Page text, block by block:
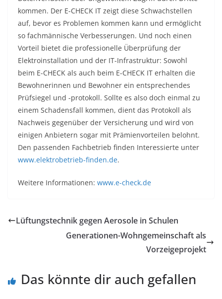
kommen. Der E-CHECK IT zeigt diese Schwachstellen
auf, bevor es Problemen kommen kann und ermöglicht
so fachmännische Verbesserungen. Und noch einen
Vorteil bietet die professionelle Überprüfung der
Elektroinstallation und der IT-Infrastruktur: Sowohl
beim E-CHECK als auch beim E-CHECK IT erhalten die
Bewohnerinnen und Bewohner ein entsprechendes
Prüfsiegel und -protokoll. Sollte es also doch einmal zu
einem Schadensfall kommen, dient das Protokoll als
Nachweis gegenüber der Versicherung und wird von
einigen Anbietern sogar mit Prämienvorteilen belohnt.
Den passenden Fachbetrieb finden Interessierte unter
www.elektrobetrieb-finden.de.
Weitere Informationen: www.e-check.de
Lüftungstechnik gegen Aerosole in Schulen
Generationen-Wohngemeinschaft als
Vorzeigeprojekt
Das könnte dir auch gefallen